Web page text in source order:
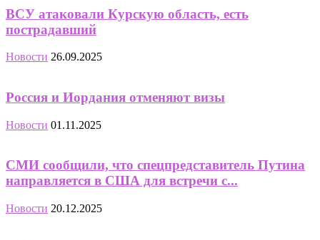
ВСУ атаковали Курскую область, есть
пострадавший
Новости 26.09.2025
Россия и Иордания отменяют визы
Новости 01.11.2025
СМИ сообщили, что спецпредставитель Путина
направляется в США для встречи с...
Новости 20.12.2025